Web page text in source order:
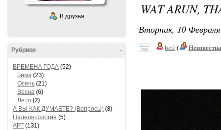
В друзья
-
Рубрики
ВРЕМЕНА ГОДА (52)
Зима (23)
Осень (21)
Весна (6)
Лето (2)
А ВЫ КАК ДУМАЕТЕ? (Вопросы) (8)
Палеонтология (5)
АРТ (131)
WAT ARUN,
Вторник, 10
beil (